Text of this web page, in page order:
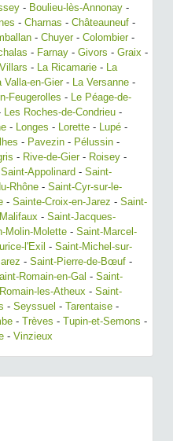
- Boulieu-lès-Annonay -
- Charnas - Châteauneuf -
- Chuyer- Colombier-
- Farnay - Givors - Graix -
- La Ricamarie -
La
Valla-en-Gier- La Versanne -
Feugerolles -
Le Péage-de-
Les Roches-de-Condrieu -
- Longes - Lorette - Lupé -
- Pavezin - Pélussin -
- Rive-de-Gier- Roisey -
Saint-Appolinard - Saint-
Rhône - Saint-Cyr-sur-le-
- Sainte-Croix-en-Jarez - Saint-
- Saint-Jacques-
Molin-Molette - Saint-Marcel-
l'Exil - Saint-Michel-sur-
- Saint-Pierre-de-Bœuf -
Romain-en-Gal - Saint-
les-Atheux - Saint-
- Seyssuel - Tarentaise -
- Trèves - Tupin-et-Semons -
- Vinzieux